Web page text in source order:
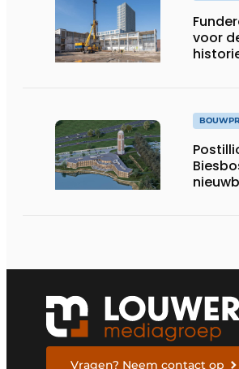
voor
Vragen? Neem contact op